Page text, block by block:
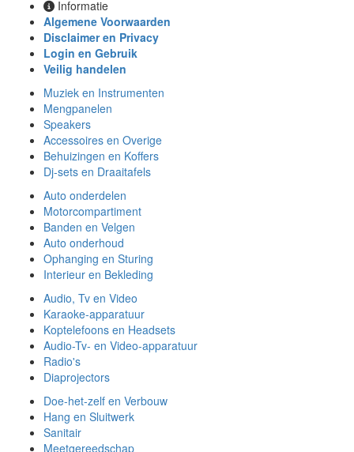
Informatie
Algemene Voorwaarden
Disclaimer en Privacy
Login en Gebruik
Veilig handelen
Muziek en Instrumenten
Mengpanelen
Speakers
Accessoires en Overige
Behuizingen en Koffers
Dj-sets en Draaitafels
Auto onderdelen
Motorcompartiment
Banden en Velgen
Auto onderhoud
Ophanging en Sturing
Interieur en Bekleding
Audio, Tv en Video
Karaoke-apparatuur
Koptelefoons en Headsets
Audio-Tv- en Video-apparatuur
Radio's
Diaprojectors
Doe-het-zelf en Verbouw
Hang en Sluitwerk
Sanitair
Meetgereedschap